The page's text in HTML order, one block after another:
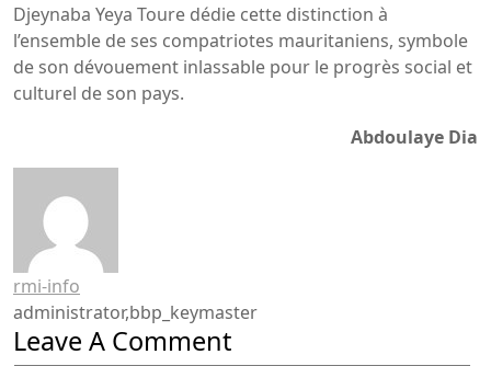
Djeynaba Yeya Toure dédie cette distinction à
l’ensemble de ses compatriotes mauritaniens, symbole
de son dévouement inlassable pour le progrès social et
culturel de son pays.
Abdoulaye Dia
rmi-info
administrator,bbp_keymaster
Leave A Comment